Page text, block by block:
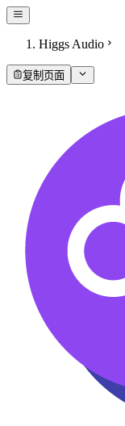
Higgs Audio
复制页面